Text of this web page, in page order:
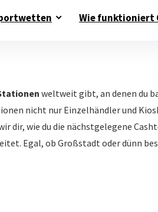
Wie funktioniert
weltweit gibt, an denen du
nicht nur Einzelhändler und
dir, wie du die nächstgelegene
Egal, ob Großstadt oder dünn